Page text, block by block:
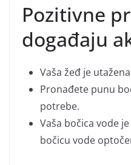
Pozitivne
događaju
Vaša žeđ je
Pronađete punu
potrebe.
Vaša bočica vode
bočicu vode